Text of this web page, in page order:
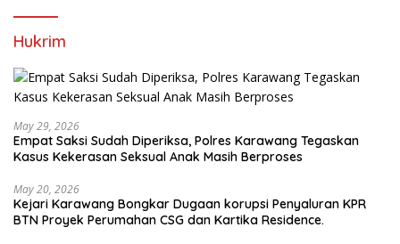
Hukrim
May 29, 2026
Empat Saksi Sudah Diperiksa, Polres Karawang Tegaskan
Kasus Kekerasan Seksual Anak Masih Berproses
May 20, 2026
Kejari Karawang Bongkar Dugaan korupsi Penyaluran KPR
BTN Proyek Perumahan CSG dan Kartika Residence.